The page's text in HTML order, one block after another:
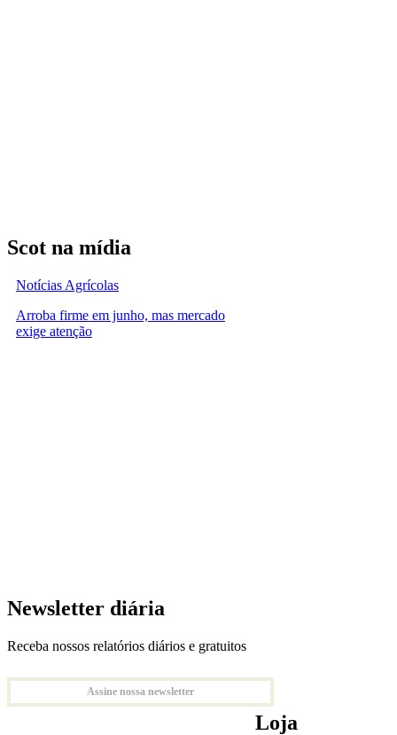
Scot na mídia
Notícias Agrícolas
Arroba firme em junho, mas mercado
exige atenção
Newsletter diária
Receba nossos relatórios diários e gratuitos
Assine nossa newsletter
Loja